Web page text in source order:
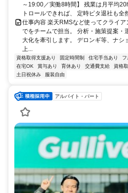
～19:00／実働8時間】 残業は月平均
トロールできれば、 定時ピタ退社も全
仕事内容 楽天RMSなど使ってクライ
でをチームで担当。 分析・施策提案・
大化を牽引します。 デロンギ等、ナシ
上...
資格取得支援あり 固定時間制 住宅手当あり フ
在宅OK
賞与あり 育休あり 交通費支給 資格
土日祝休み
服装自由
アルバイト・パート